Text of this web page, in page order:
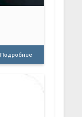
Подробнее